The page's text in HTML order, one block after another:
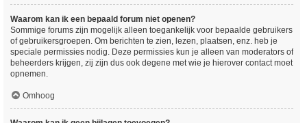
Waarom kan ik een bepaald forum niet openen?
Sommige forums zijn mogelijk alleen toegankelijk voor bepaalde gebruikers
of gebruikersgroepen. Om berichten te zien, lezen, plaatsen, enz. heb je
speciale permissies nodig. Deze permissies kun je alleen van moderators of
beheerders krijgen, zij zijn dus ook degene met wie je hierover contact moet
opnemen.
Omhoog